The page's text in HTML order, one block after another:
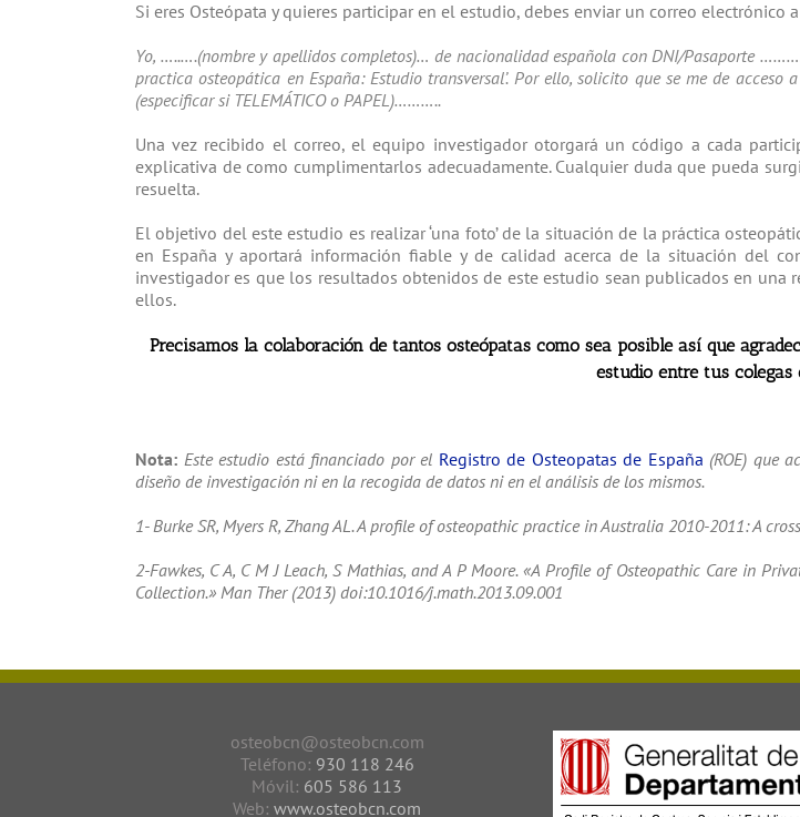
¿Que debo hacer para participar?
Si eres Osteópata y quieres participar en el estudio, debes enviar un correo electrónico
Yo, …..….(nombre y apellidos completos)… de nacionalidad española con DNI/Pasaporte
(especificar si TELEMÁTICO o PAPEL)………..
Una vez recibido el correo, el equipo investigador otorgará un código a cada
explicativa de como cumplimentarlos adecuadamente. Cualquier duda que pueda
resuelta.
El objetivo del este estudio es realizar ‘una foto’ de la situación de la práctica
en España y aportará información fiable y de calidad acerca de la situación del
investigador es que los resultados obtenidos de este estudio sean publicados en
ellos.
diseño de investigación ni en la recogida de datos ni en el análisis de los mismos.
1- Burke SR, Myers R, Zhang AL. A profile of osteopathic practice in Australia 2010-2011: A
osteobcn@osteobcn.com